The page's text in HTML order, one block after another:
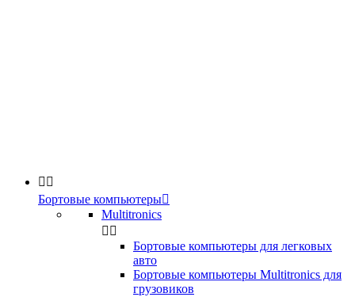
 
Бортовые компьютеры
Multitronics
 
Бортовые компьютеры для легковых
авто
Бортовые компьютеры Multitronics для
грузовиков